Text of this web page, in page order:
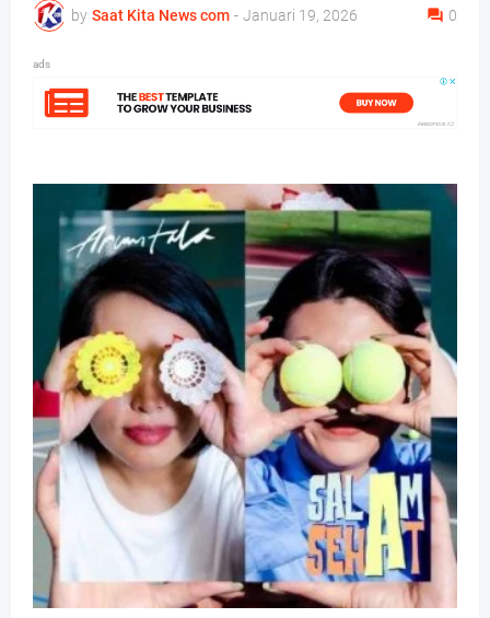
by Saat Kita News com - Januari 19, 2026 0
ads